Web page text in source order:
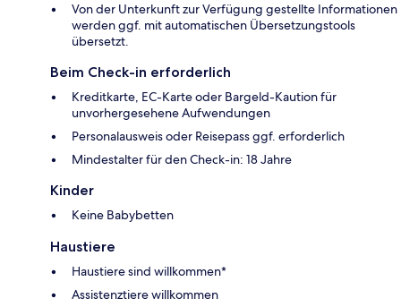
Von der Unterkunft zur Verfügung gestellte Informationen
werden ggf. mit automatischen Übersetzungstools
übersetzt.
Beim Check-in erforderlich
Kreditkarte, EC-Karte oder Bargeld-Kaution für
unvorhergesehene Aufwendungen
Personalausweis oder Reisepass ggf. erforderlich
Mindestalter für den Check-in: 18 Jahre
Kinder
Keine Babybetten
Haustiere
Haustiere sind willkommen*
Assistenztiere willkommen